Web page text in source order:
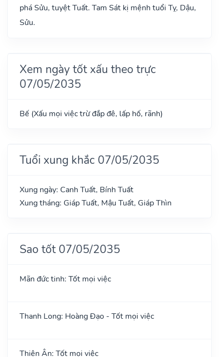
phá Sửu, tuyệt Tuất. Tam Sát kị mệnh tuổi Tỵ, Dậu,
Sửu.
Xem ngày tốt xấu theo trực
07/05/2035
Bế (Xấu mọi việc trừ đắp đê, lấp hố, rãnh)
Tuổi xung khắc 07/05/2035
Xung ngày: Canh Tuất, Bính Tuất
Xung tháng: Giáp Tuất, Mậu Tuất, Giáp Thìn
Sao tốt 07/05/2035
Mãn đức tinh: Tốt mọi việc
Thanh Long: Hoàng Đạo - Tốt mọi việc
Thiên Ân: Tốt mọi việc